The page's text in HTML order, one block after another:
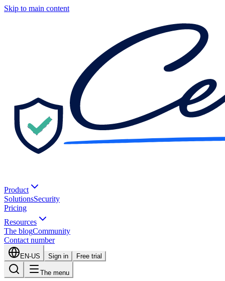
Skip to main content
Product
SolutionsSecurity
Pricing
Resources
The blogCommunity
Contact number
EN-US Sign in Free trial
The menu